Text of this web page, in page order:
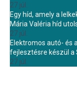
27 júl.
Egy híd, amely a
Mária Valéria híd
27 júl.
Elektromos autó- és
fejlesztésre készül a
27 júl.